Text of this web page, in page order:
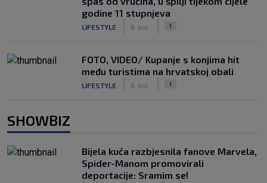
godine 11 stupnjeva
LIFESTYLE 6. kol. 1
FOTO, VIDEO/ Kupanje s konjima hit
među turistima na hrvatskoj obali
LIFESTYLE 6. kol. 1
SHOWBIZ
Bijela kuća razbjesnila fanove Marvela,
Spider-Manom promovirali
deportacije: Sramim se!